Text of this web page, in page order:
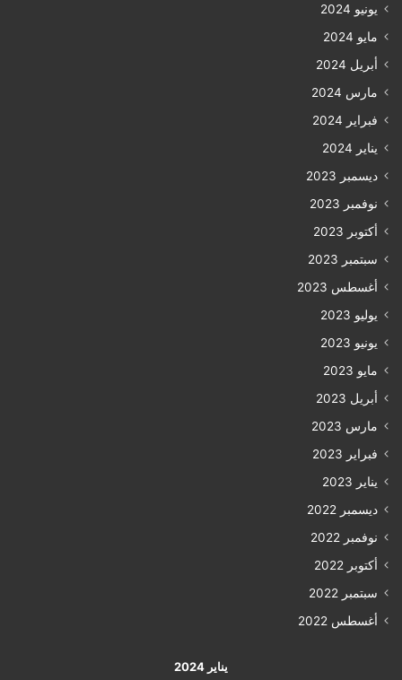
يونيو 2024
مايو 2024
أبريل 2024
مارس 2024
فبراير 2024
يناير 2024
ديسمبر 2023
نوفمبر 2023
أكتوبر 2023
سبتمبر 2023
أغسطس 2023
يوليو 2023
يونيو 2023
مايو 2023
أبريل 2023
مارس 2023
فبراير 2023
يناير 2023
ديسمبر 2022
نوفمبر 2022
أكتوبر 2022
سبتمبر 2022
أغسطس 2022
يناير 2024